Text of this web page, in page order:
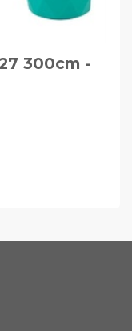
300cm -